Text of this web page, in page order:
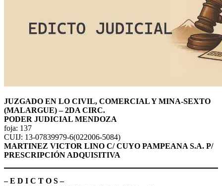
JUZGADO EN LO CIVIL, COMERCIAL Y MINA-SEXTO
(MALARGUE) – 2DA CIRC.
PODER JUDICIAL MENDOZA
foja: 137
CUIJ: 13-07839979-6(022006-5084)
MARTINEZ VICTOR LINO C/ CUYO PAMPEANA S.A. P/
PRESCRIPCIÓN ADQUISITIVA
– E D I C T O S –